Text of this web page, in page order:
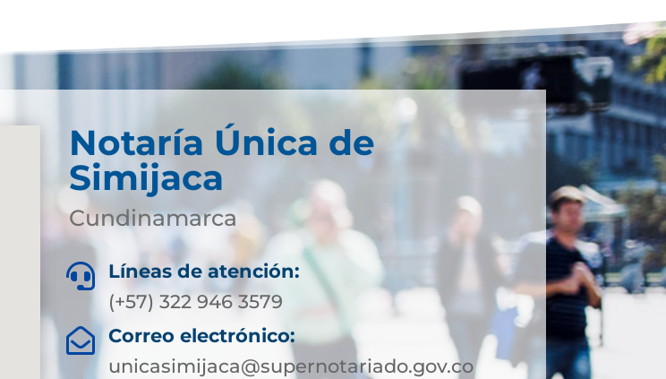
Notaría Única de
Simijaca
Cundinamarca

Líneas de atención:
(+57) 322 946 3579

Correo electrónico:
unicasimijaca@supernotariado.gov.co